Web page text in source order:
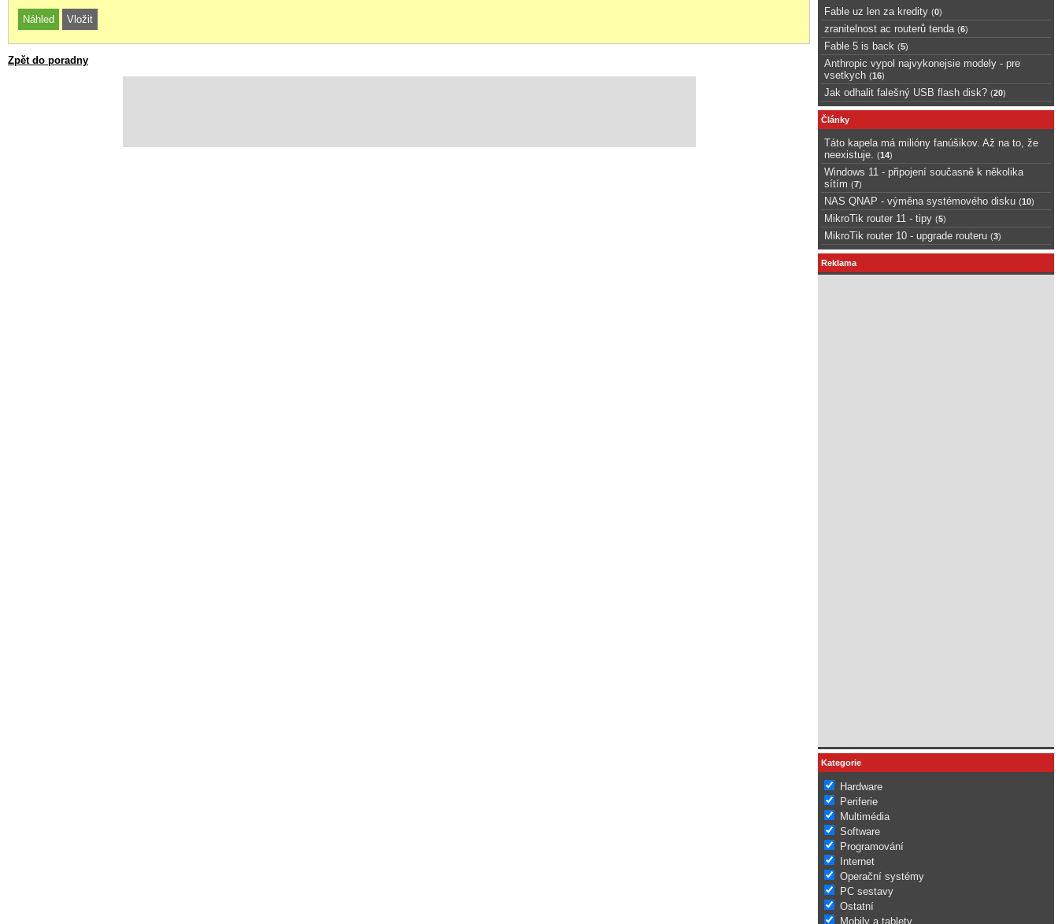
Zpět do poradny
Fable uz len za kredity (0)
zranitelnost ac routerů tenda (6)
Fable 5 is back (5)
Anthropic vypol najvykonejsie modely - pre
vsetkych (16)
Jak odhalit falešný USB flash disk? (20)
Články
Táto kapela má milióny fanúšikov. Až na to, že
neexistuje.
(14)
Windows 11 - připojení současně k několika
sítím (7)
NAS QNAP - výměna systémového disku (10)
MikroTik router 11 - tipy (5)
MikroTik router 10 - upgrade routeru (3)
Reklama
Kategorie
Hardware
Periferie
Multimédia
Software
Programování
Internet
Operační systémy
PC sestavy
Ostatní
Mobily a tablety